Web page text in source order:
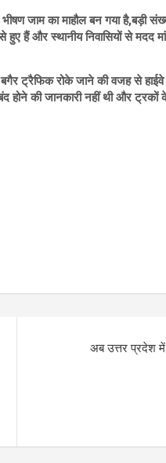
जाम का माहौल बन गया है,बड़ी
हुए हैं और स्थानीय निवासियों से मदद
बगैर ट्रैफिक रोके जाने की वजह से
होने की जानकारी नहीं थी और
अब उत्तर प्रदेश